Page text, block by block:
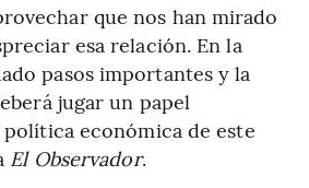
que nos han mirado
esa relación. En la
pasos importantes y la
jugar un papel
económica de este
El Observador.